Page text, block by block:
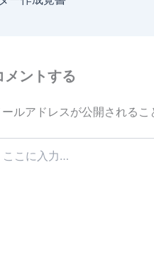
メントする
ールアドレスが公開されるこ